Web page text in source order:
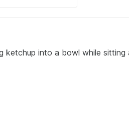
ketchup into a bowl while